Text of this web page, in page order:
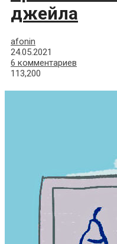
джейла
afonin
24.05.2021
6 комментариев
113,200